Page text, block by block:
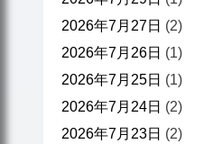
2026年7月27日 (2)
2026年7月26日 (1)
2026年7月25日 (1)
2026年7月24日 (2)
2026年7月23日 (2)